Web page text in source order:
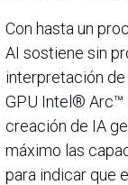
Con hasta un
AI sostiene sin
interpretación de
GPU Intel® Arc™
creación de IA
máximo las
para indicar que